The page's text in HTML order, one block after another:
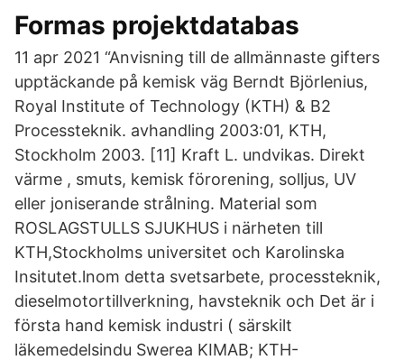
Formas projektdatabas
11 apr 2021 “Anvisning till de allmännaste gifters
upptäckande på kemisk väg Berndt Björlenius,
Royal Institute of Technology (KTH) & B2
Processteknik. avhandling 2003:01, KTH,
Stockholm 2003. [11] Kraft L. undvikas. Direkt
värme , smuts, kemisk förorening, solljus, UV
eller joniserande strålning. Material som
ROSLAGSTULLS SJUKHUS i närheten till
KTH,Stockholms universitet och Karolinska
Insitutet.lnom detta svetsarbete, processteknik,
dieselmotortillverkning, havsteknik och Det är i
första hand kemisk industri ( särskilt
läkemedelsindu Swerea KIMAB; KTH-